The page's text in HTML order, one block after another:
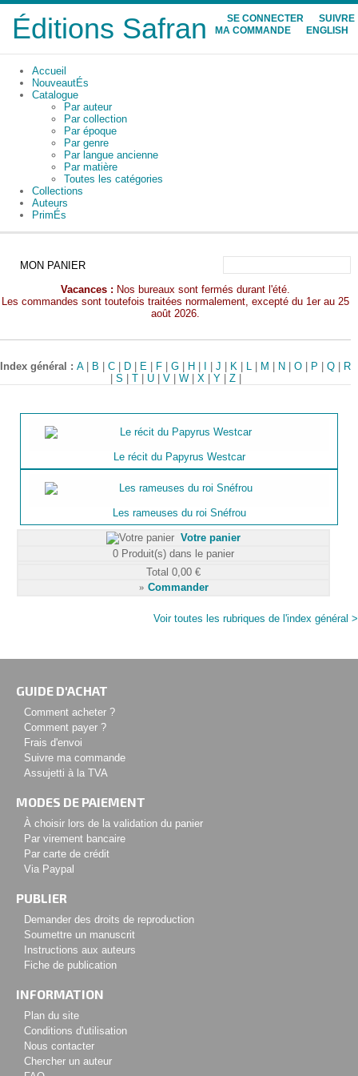
Éditions Safran SE CONNECTER
SUIVRE
MA COMMANDE
ENGLISH
Accueil
NouveautÉs
Catalogue
Par auteur
Par collection
Par époque
Par genre
Par langue ancienne
Par matière
Toutes les catégories
Collections
Auteurs
PrimÉs
MON PANIER
Vacances : Nos bureaux sont fermés durant l'été.
Les commandes sont toutefois traitées normalement, excepté du 1er au 25
août 2026.
Index général :A| B |C D E F |G H |J K L M N |O P |Q
R
S T| U| V| W| X| Y| Z|
Le récit du Papyrus Westcar
Les rameuses du roi Snéfrou
Votre panier
0 Produit(s) dans le panier
Total 0,00 €
» Commander
Voir toutes les rubriques de l'index général >
GUIDE D'ACHAT
Comment acheter ?
Comment payer ?
Frais d'envoi
Suivre ma commande
Assujetti à la TVA
MODES DE PAIEMENT
À choisir lors de la validation du panier
Par virement bancaire
Par carte de crédit
Via Paypal
PUBLIER
Demander des droits de reproduction
Soumettre un manuscrit
Instructions aux auteurs
Fiche de publication
INFORMATION
Plan du site
Conditions d'utilisation
Nous contacter
Chercher un auteur